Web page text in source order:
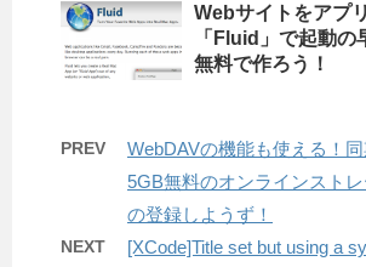
Webサイトをアプ
「Fluid」で起動の
無料で作ろう！
PREV
WebDAVの機能も使える！
5GB無料のオンラインスト
の登録しようず！
NEXT
[XCode]Title set but using a